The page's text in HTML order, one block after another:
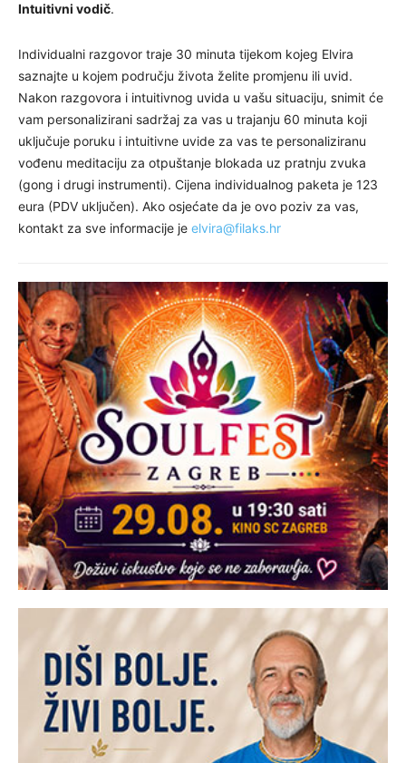
Intuitivni vodič.
Individualni razgovor traje 30 minuta tijekom kojeg Elvira
saznajte u kojem području života želite promjenu ili uvid.
Nakon razgovora i intuitivnog uvida u vašu situaciju, snimit će
vam personalizirani sadržaj za vas u trajanju 60 minuta koji
uključuje poruku i intuitivne uvide za vas te personaliziranu
vođenu meditaciju za otpuštanje blokada uz pratnju zvuka
(gong i drugi instrumenti). Cijena individualnog paketa je 123
eura (PDV uključen). Ako osjećate da je ovo poziv za vas,
kontakt za sve informacije je elvira@filaks.hr